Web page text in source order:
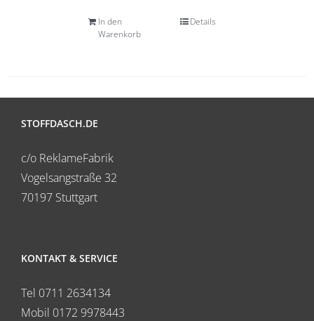
In den
Warenkorb
Details
STOFFDASCH.DE
c/o ReklameFabrik
Vogelsangstraße 32
70197 Stuttgart
KONTAKT & SERVICE
Tel 0711 2634134
Mobil 0172 9978443